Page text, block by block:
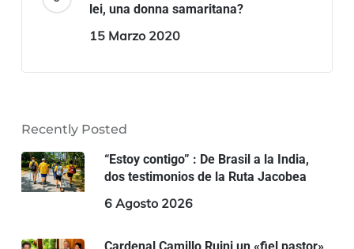
lei, una donna samaritana?
15 Marzo 2020
Recently Posted
“Estoy contigo” : De Brasil a la India,
dos testimonios de la Ruta Jacobea
6 Agosto 2026